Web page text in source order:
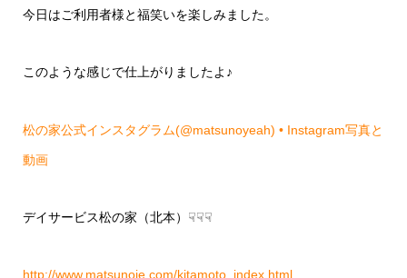
今日はご利用者様と福笑いを楽しみました。
このような感じで仕上がりましたよ♪
松の家公式インスタグラム(@matsunoyeah) • Instagram写真と
動画
デイサービス松の家（北本）☟☟☟
http://www.matsunoie.com/kitamoto_index.html